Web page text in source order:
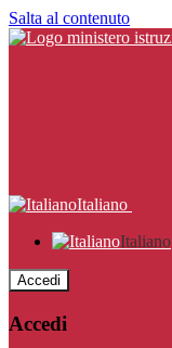
Salta al contenuto
Italiano
Italiano
Accedi
Accedi